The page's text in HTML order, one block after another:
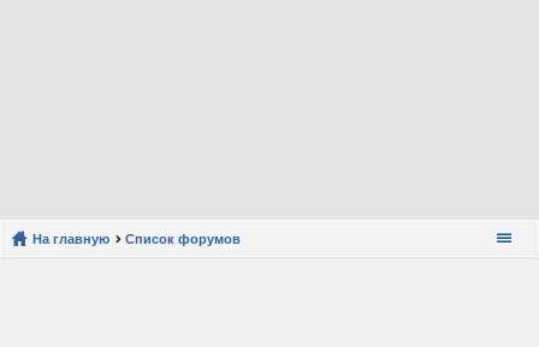
На главную Список форумов